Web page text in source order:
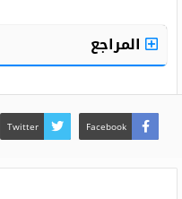
المراجع
Facebook
Twitter